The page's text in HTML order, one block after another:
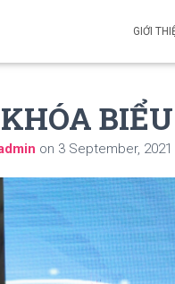
GIỚI
on 3 September, 2021